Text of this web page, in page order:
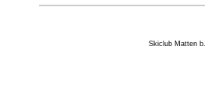
Skiclub